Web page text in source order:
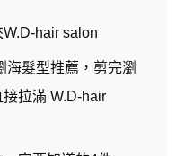
hair salon
海髮型推薦，剪完瀏
拉滿 W.D-hair